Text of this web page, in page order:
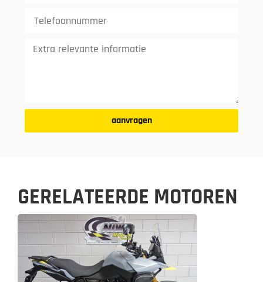
aanvragen
GERELATEERDE MOTOREN